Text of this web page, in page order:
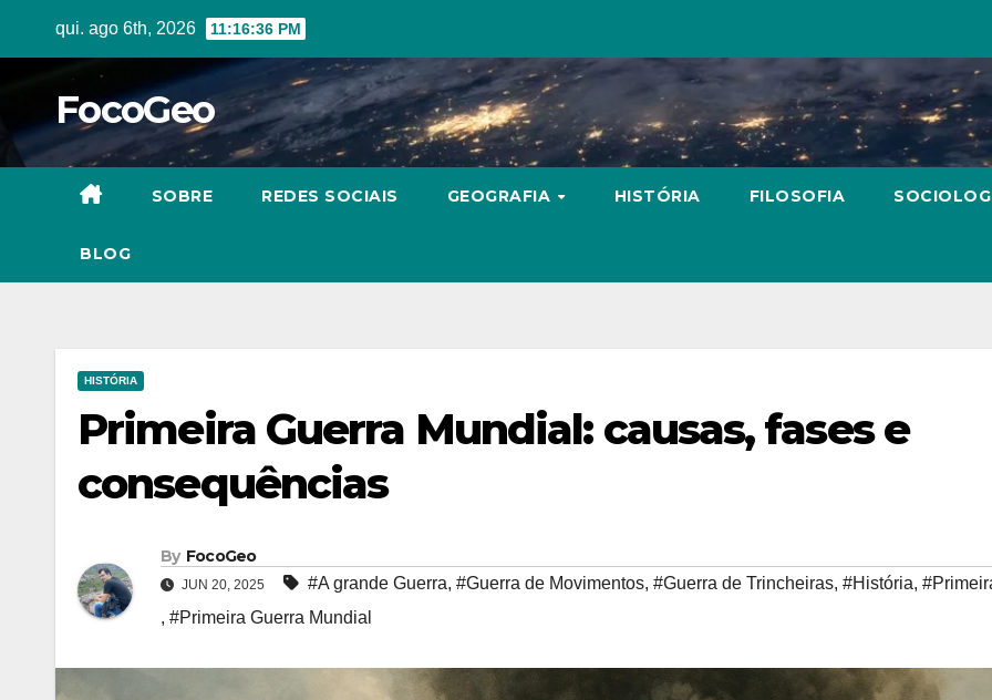
qui. ago 6th, 2026 11:16:37 PM
FocoGeo
SOBRE REDES SOCIAIS GEOGRAFIA HISTÓRIA FILOSOFIA
BLOG
HISTÓRIA
Primeira Guerra Mundial: causas, fases e
consequências
By FocoGeo
JUN 20, 2025 #A grande Guerra, #Guerra de Movimentos, #Guerra de Trincheiras, #História,
, #Primeira Guerra Mundial